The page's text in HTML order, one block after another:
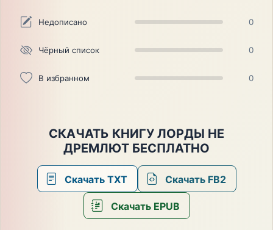
Недописано 0
Чёрный список 0
В избранном 0
СКАЧАТЬ КНИГУ ЛОРДЫ НЕ
ДРЕМЛЮТ БЕСПЛАТНО
Скачать TXT Скачать FB2
Скачать EPUB